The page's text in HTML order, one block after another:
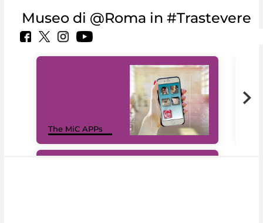
Museo di @Roma in #Trastevere
The MiC APPs